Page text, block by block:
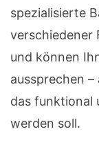
spezialisierte
verschiedener
und können
aussprechen
das funktional
werden soll.